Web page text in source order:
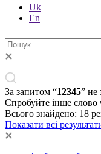
Uk
En
За запитом “12345” не
Спробуйте інше слово
Всього знайдено: 18
Показати всі